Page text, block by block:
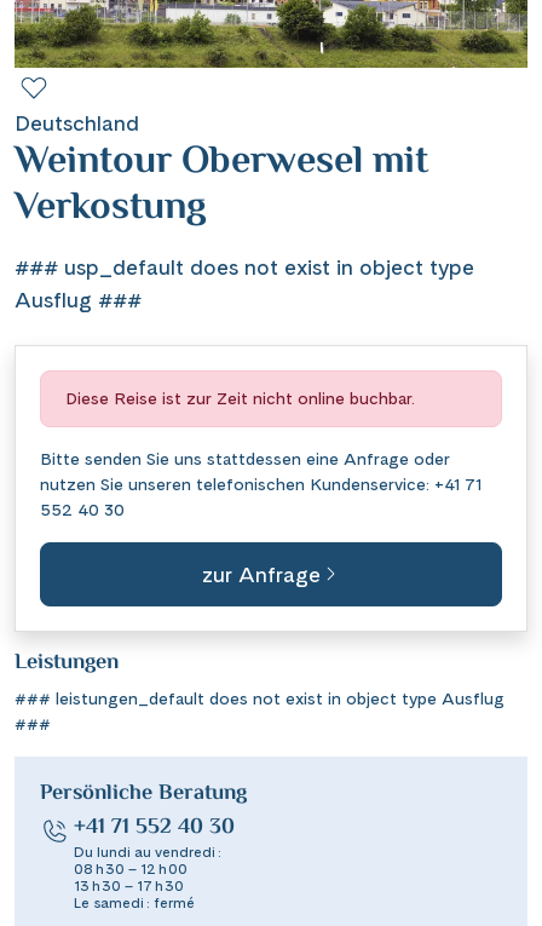
Hotline +41 71 552 40 30CH|DE
Deutschland
Weintour Oberwesel mit
Verkostung
### usp_default does not exist in object type
Ausflug ###
Diese Reise ist zur Zeit nicht online buchbar.
Bitte senden Sie uns stattdessen eine Anfrage oder
nutzen Sie unseren telefonischen Kundenservice: +41 71
552 40 30
zur Anfrage
Leistungen
### leistungen_default does not exist in object type Ausflug
###
Persönliche Beratung
+41 71 552 40 30
Du lundi au vendredi :
08 h 30 – 12 h 00
13 h 30 – 17 h 30
Le samedi : fermé